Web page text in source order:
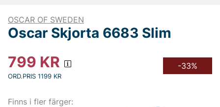
OSCAR OF SWEDEN
Oscar Skjorta 6683 Slim
799 KR
ORD.PRIS 1199 KR
-33%
Finns i fler färger: